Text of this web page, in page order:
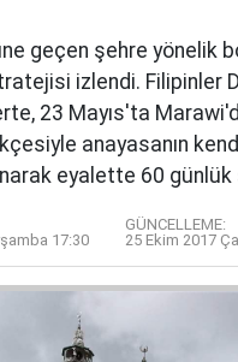
geçen şehre yönelik
izlendi. Filipinler
23 Mayıs'ta
anayasanın
eyalette 60 günlük
17:30
GÜNCELLEME:
25 Ekim 2017